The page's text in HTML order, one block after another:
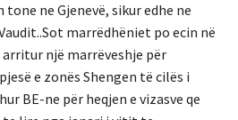
ne Gjenevë, sikur edhe ne
marrëdhëniet po ecin në
një marrëveshje për
e zonës Shengen të cilës i
BE-ne për heqjen e vizasve qe